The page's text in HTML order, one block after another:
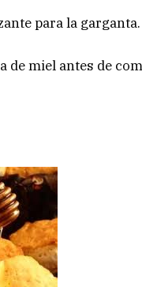
para la garganta.
de miel antes de